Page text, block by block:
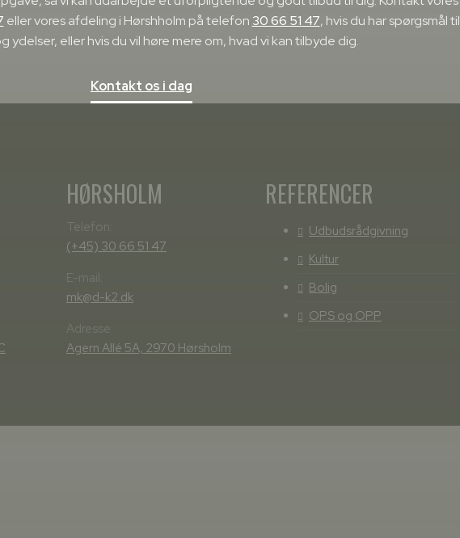
eller vores afdeling i Hørshholm på telefon 30 66 51 47, hvis du har spørgsmål til
ydelser, eller hvis du vil høre mere om, hvad vi kan tilbyde dig.
Kontakt os i dag
HØRSHOLM
Telefon:
(+45) 30 66 51 47
E-mail:
mk@d-k2.dk
Adresse:
Agern Allé 5A, 2970 Hørsholm
REFERENCER
Udbudsrådgivning
Kultur
Bolig
OPS og OPP